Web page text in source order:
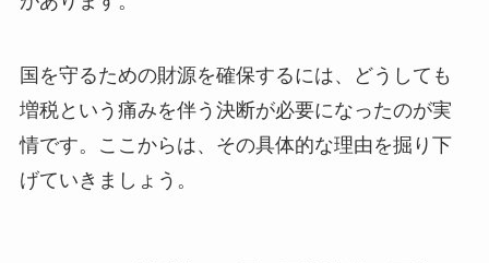
国を守るための財源を確保するには、どうしても
増税という痛みを伴う決断が必要になったのが実
情です。ここからは、その具体的な理由を掘り下
げていきましょう。